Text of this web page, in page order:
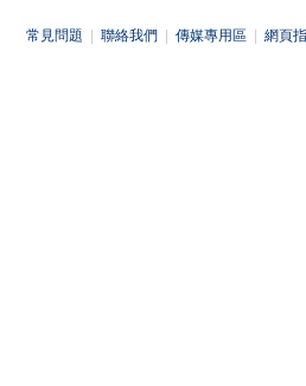
常見問題 聯絡我們 傳媒專用區 網頁